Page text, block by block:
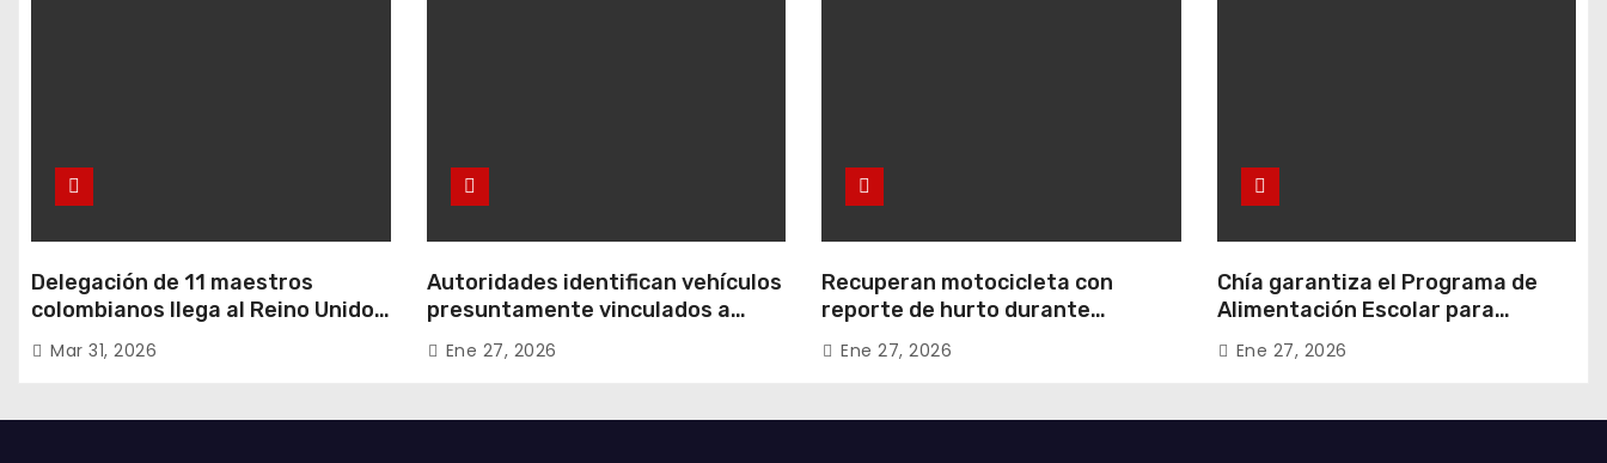
Delegación de 11 maestros
colombianos llega al Reino Unido:
entre ellos, una destacada
profesora de Ubaté
Mar 31, 2026
Autoridades identifican vehículos
presuntamente vinculados a
hurtos en conjuntos
residenciales de Zipaquirá
Ene 27, 2026
Recuperan motocicleta con
reporte de hurto durante
operativo de seguridad en Rafael
Uribe Uribe
Ene 27, 2026
Chía garantiza el Programa de
Alimentación Escolar para
estudiantes de instituciones
oficiales
Ene 27, 2026